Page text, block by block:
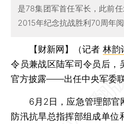
是78集团军首任军长，此前
2015年纪念抗战胜利70周年
【财新网】（记者 林韵
令员兼战区陆军司令员后，
官方披露——出任中央军委联
6月2日，应急管理部官
防汛抗旱总指挥部组成单位